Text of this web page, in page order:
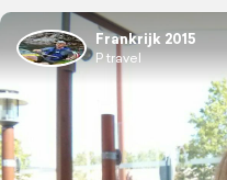
Frankrijk 2015
P travel